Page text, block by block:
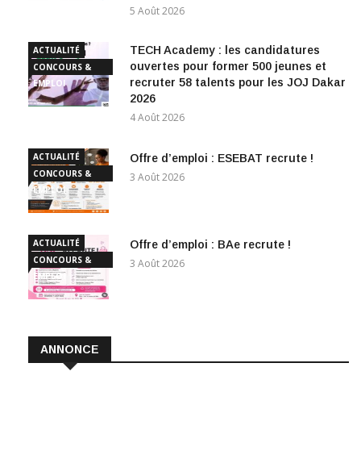
5 Août 2026
ACTUALITÉ
CONCOURS &
EMPLOI
TECH Academy : les candidatures
ouvertes pour former 500 jeunes et
recruter 58 talents pour les JOJ Dakar
2026
4 Août 2026
ACTUALITÉ
CONCOURS &
EMPLOI
Offre d’emploi : ESEBAT recrute !
3 Août 2026
ACTUALITÉ
CONCOURS &
EMPLOI
Offre d’emploi : BAe recrute !
3 Août 2026
ANNONCE